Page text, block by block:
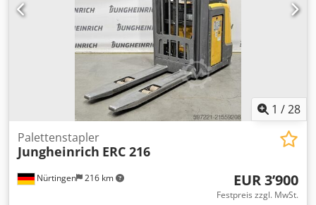
Bereifung hinten Typ: Polyurethan Bereifung hinten
Zustand: 40 - 60% Batterie Volt: 51V Batterie Ah: 390Ah
Batterie Typ: Lithium-Ionen Dsdpfx Afezq Ibbexswa
Batterie Baujahr: 2021 Seitenschieber, 3. Ventil,
Arbeitsscheinwerfer vorn,
1 /28
Nürtingen 216 km
Palettenstapler
Jungheinrich ERC 216
EUR 3’900
Festpreis zzgl. MwSt.